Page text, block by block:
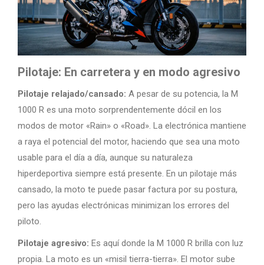
Pilotaje: En carretera y en modo agresivo
Pilotaje relajado/cansado: A pesar de su potencia, la M
1000 R es una moto sorprendentemente dócil en los
modos de motor «Rain» o «Road». La electrónica mantiene
a raya el potencial del motor, haciendo que sea una moto
usable para el día a día, aunque su naturaleza
hiperdeportiva siempre está presente. En un pilotaje más
cansado, la moto te puede pasar factura por su postura,
pero las ayudas electrónicas minimizan los errores del
piloto.
Pilotaje agresivo: Es aquí donde la M 1000 R brilla con luz
propia. La moto es un «misil tierra-tierra». El motor sube